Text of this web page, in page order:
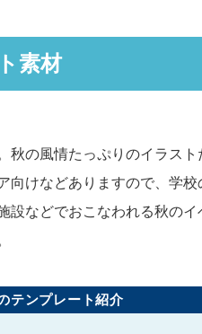
素材
の風情たっぷりのイラスト
向けなどありますので、学
設などでおこなわれる秋のイ
テンプレート紹介